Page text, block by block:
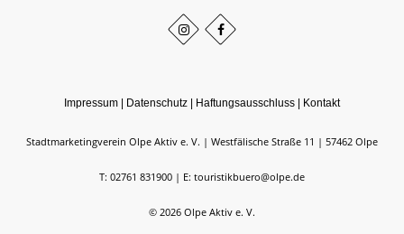
Impressum | Datenschutz | Haftungsausschluss | Kontakt
Stadtmarketingverein Olpe Aktiv e. V. Westfälische Straße 11 57462 Olpe
T: 02761 831900 E: touristikbuero@olpe.de
© 2026 Olpe Aktiv e. V.